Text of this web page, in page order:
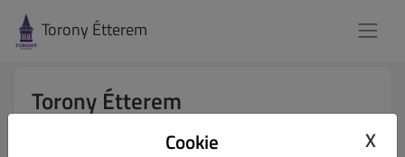
Torony Étterem
Torony Étterem
Cookie X